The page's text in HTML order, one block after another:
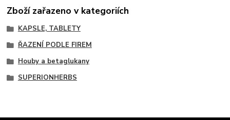
Zboží zařazeno v kategoriích
KAPSLE, TABLETY
ŘAZENÍ PODLE FIREM
Houby a betaglukany
SUPERIONHERBS